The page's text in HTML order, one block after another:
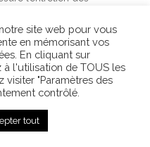
parties intérieures de
: bureau des admissions
humaines,
et qualité.
site web pour vous
en mémorisant vos
En cliquant sur
à l'utilisation de TOUS les
visiter "Paramètres des
contrôlé.
tout